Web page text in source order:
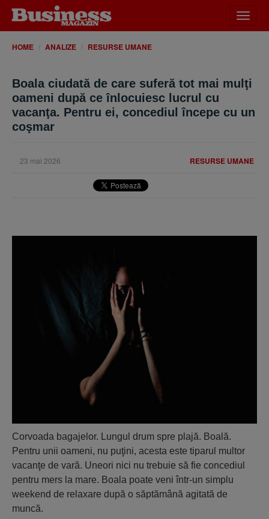
meniu
HOME ANALIZE RESURSE UMANE
Boala ciudată de care suferă tot mai mulţi
oameni după ce înlocuiesc lucrul cu
vacanţa. Pentru ei, concediul începe cu un
coşmar
RESURSE UMANE
23 mai 2026
Corvoada bagajelor. Lungul drum spre plajă. Boală.
Pentru unii oameni, nu puţini, acesta este tiparul multor
vacanţe de vară. Uneori nici nu trebuie să fie concediul
pentru mers la mare. Boala poate veni într-un simplu
weekend de relaxare după o săptămână agitată de
muncă.